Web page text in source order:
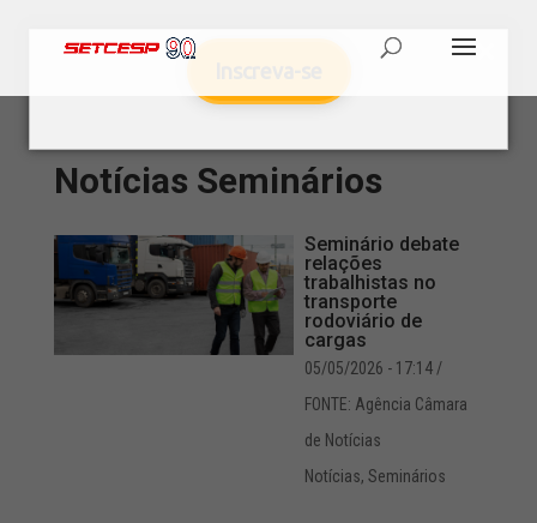
Notícias Seminários
Seminário debate
relações
trabalhistas no
transporte
rodoviário de
cargas
05/05/2026 - 17:14/
FONTE: Agência Câmara
de Notícias
Notícias, Seminários